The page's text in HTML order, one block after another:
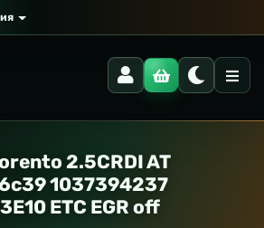
2.5CRDI AT
1037394237
ETC EGR off